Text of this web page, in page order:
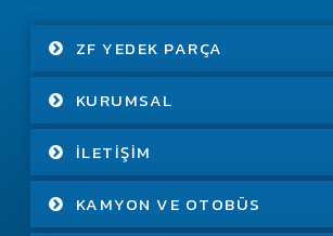
ZF YEDEK PARÇA
KURUMSAL
İLETIŞIM
KAMYON VE OTOBÜS